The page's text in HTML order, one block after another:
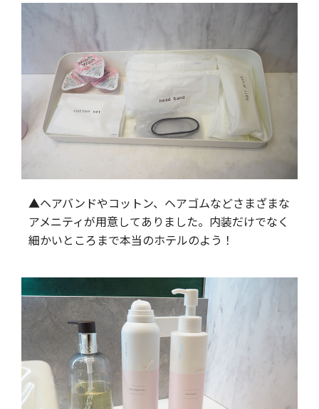
▲ヘアバンドやコットン、ヘアゴムなどさまざまな
アメニティが用意してありました。内装だけでなく
細かいところまで本当のホテルのよう！